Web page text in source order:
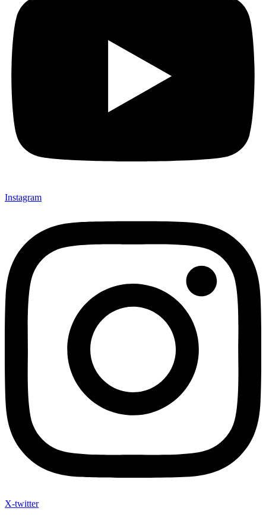
Instagram
X-twitter